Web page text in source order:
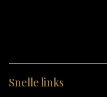
Snelle links